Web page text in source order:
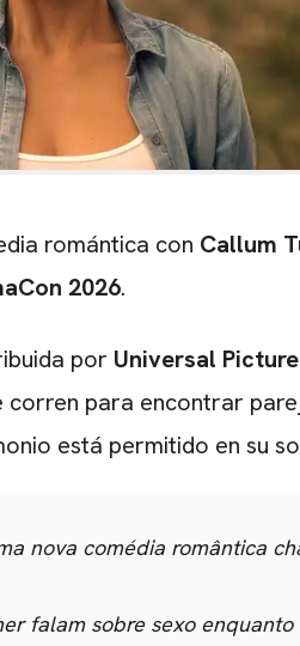
romántica con Callum
2026.
por Universal
para encontrar
está permitido en su
nova comédia romântica
falam sobre sexo